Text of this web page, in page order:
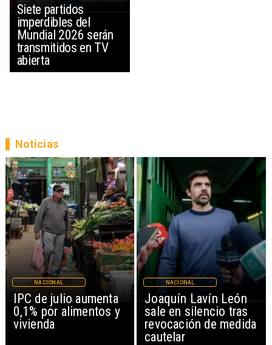
Siete partidos
imperdibles del
Mundial 2026 serán
transmitidos en TV
abierta
IPC de julio aumenta
0,1% por alimentos y
vivienda
NACIONAL
Joaquín Lavín León
sale en silencio tras
revocación de medida
cautelar
NACIONAL
Noticias